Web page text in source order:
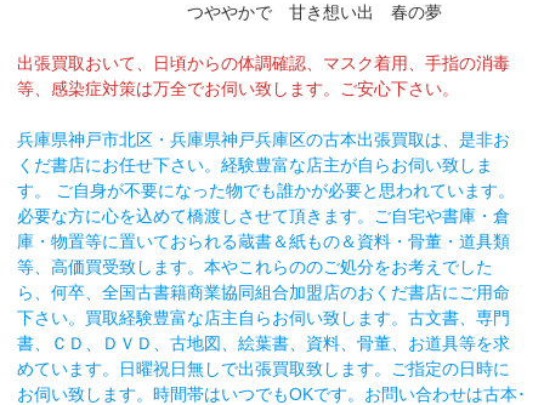
つややかで 甘き想い出 春の夢
出張買取おいて、日頃からの体調確認、マスク着用、手指の消毒
等、感染症対策は万全でお伺い致します。ご安心下さい。
兵庫県神戸市北区・兵庫県神戸兵庫区の古本出張買取は、是非お
くだ書店にお任せ下さい。経験豊富な店主が自らお伺い致しま
す。 ご自身が不要になった物でも誰かが必要と思われています。
必要な方に心を込めて橋渡しさせて頂きます。ご自宅や書庫・倉
庫・物置等に置いておられる蔵書＆紙もの＆資料・骨董・道具類
等、高価買受致します。本やこれらののご処分をお考えでした
ら、何卒、全国古書籍商業協同組合加盟店のおくだ書店にご用命
下さい。買取経験豊富な店主自らお伺い致します。古文書、専門
書、ＣＤ、ＤＶＤ、古地図、絵葉書、資料、骨董、お道具等を求
めています。日曜祝日無しで出張買取致します。ご指定の日時に
お伺い致します。時間帯はいつでもOKです。お問い合わせは古本･